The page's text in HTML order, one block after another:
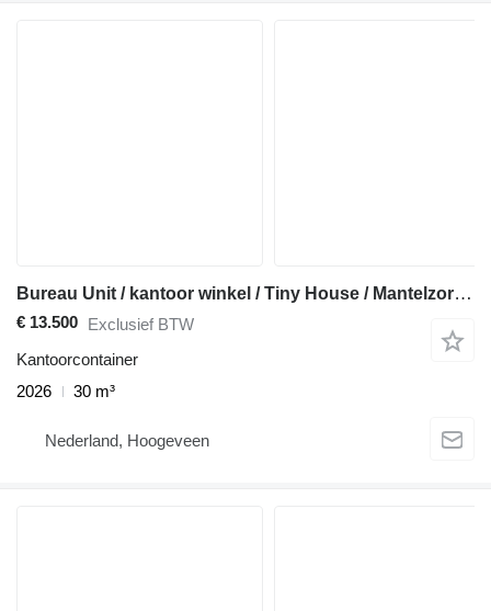
Bureau Unit / kantoor winkel / Tiny House / Mantelzorgwoning
€ 13.500 Exclusief BTW
Kantoorcontainer
2026
30 m³
Nederland, Hoogeveen